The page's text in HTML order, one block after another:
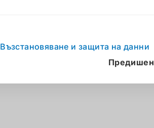
Възстановяване и защита на данни
Предишен